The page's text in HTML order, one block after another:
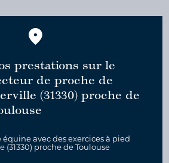
prestations sur le
de proche de
(31330) proche de
avec des exercices à pied
(31330) proche de Toulouse